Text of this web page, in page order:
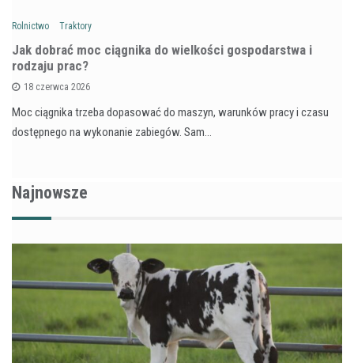
Rolnictwo Traktory
Jak dobrać moc ciągnika do wielkości gospodarstwa i
rodzaju prac?
18 czerwca 2026
Moc ciągnika trzeba dopasować do maszyn, warunków pracy i czasu
dostępnego na wykonanie zabiegów. Sam…
Najnowsze